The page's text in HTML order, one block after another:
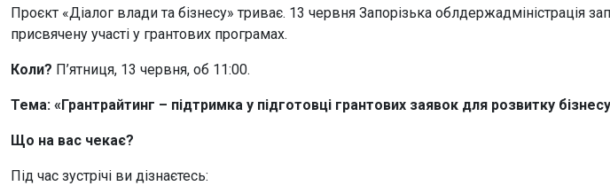
Проєкт «Діалог влади та бізнесу» триває. 13 червня Запорізька облдержадміністрація
присвячену участі у грантових програмах.
Коли? П’ятниця, 13 червня, об 11:00.
Тема: «Грантрайтинг – підтримка у підготовці грантових заявок для розвитку
Що на вас чекає?
Під час зустрічі ви дізнаєтесь: